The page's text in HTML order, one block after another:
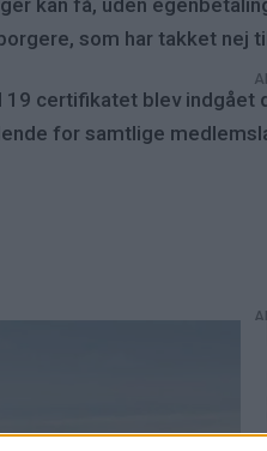
som har takket nej
19 certifikatet blev
for samtlige